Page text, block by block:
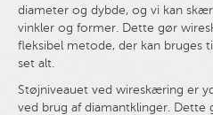
diameter og dybde, og vi kan
vinkler og former. Dette gør
fleksibel metode, der kan bruges
set alt.
Støjniveauet ved wireskæring er
ved brug af diamantklinger. Dette